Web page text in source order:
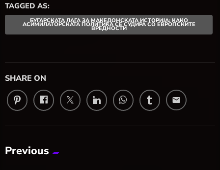
TAGGED AS:
БУГАРСКАТА ЛАГА ЗА МАКЕДОНСКАТА ИСТОРИЈА: КАКО
АСИМИЛАТОРСКАТА ПОЛИТИКА СЕ СУДИРА СО ЕВРОПСКИТЕ
ВРЕДНОСТИ
SHARE ON
email
Previous